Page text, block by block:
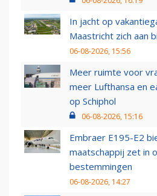
In jacht op
Maastricht zich aan
06-08-2026, 15:56
Meer ruimte voor
meer Lufthansa en
op Schiphol
06-08-2026, 15:16
Embraer E195-E2
maatschappij zet in
bestemmingen
06-08-2026, 14:27